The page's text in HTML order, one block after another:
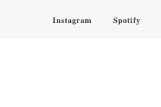
Instagram Spotify